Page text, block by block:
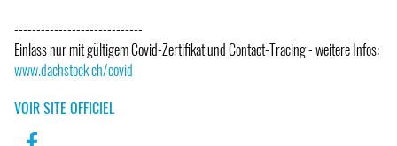
-----------------------------
Einlass nur mit gültigem Covid-Zertifikat und Contact-Tracing - weitere Infos:
www.dachstock.ch/covid
VOIR SITE OFFICIEL